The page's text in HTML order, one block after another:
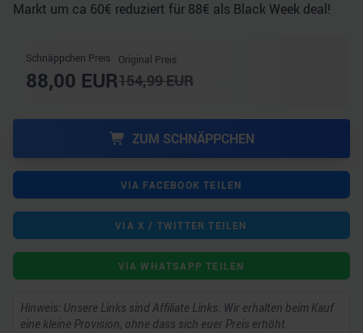
Markt um ca 60€ reduziert für 88€ als Black Week deal!
Schnäppchen Preis
88,00 EUR
Original Preis
154,99EUR
ZUM SCHNÄPPCHEN
VIA FACEBOOK TEILEN
VIA X / TWITTER TEILEN
VIA WHATSAPP TEILEN
Hinweis: Unsere Links sind Affiliate Links. Wir erhalten beim Kauf
eine kleine Provision, ohne dass sich euer Preis erhöht.